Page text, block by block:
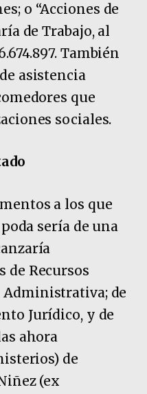
o “Acciones de
de Trabajo, al
También
asistencia
que
sociales.
a los que
sería de una
de Recursos
Administrativa; de
Jurídico, y de
ahora
de
(ex